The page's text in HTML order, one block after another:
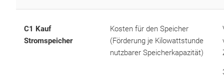
C1 Kauf
Stromspeicher
Kosten für den Speicher
(Förderung je Kilowattstunde
nutzbarer Speicherkapazität)